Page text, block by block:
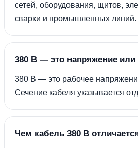
сетей, оборудования, щитов,
сварки и промышленных линий.
380 В — это напряжение или
380 В — это рабочее
Сечение кабеля указывается
Чем кабель 380 В